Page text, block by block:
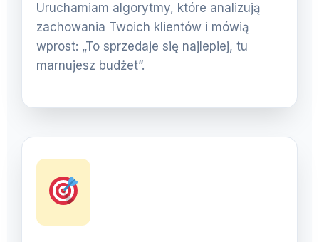
Uruchamiam algorytmy, które analizują
zachowania Twoich klientów i mówią
wprost: „To sprzedaje się najlepiej, tu
marnujesz budżet”.